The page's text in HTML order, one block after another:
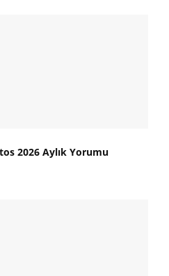
2026 Aylık Yorumu